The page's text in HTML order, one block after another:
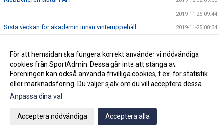
2019-11-26 09:44
Sista veckan för akademin innan vinteruppehåll 2019-11-25 08:34
Vinnarna på ungdomsavslutningens tipspromenad 2019-11-22 07:43
Köp din Bingolott av vårt P13 lag 2019-11-15 09:16
Avslutning för ungdomslagen söndagen den 3 november
2019-10-30 09:04
Vi välkomnar Mikael " Ragge" Ragvald till ÄFF
För att hemsidan ska fungera korrekt använder vi nödvändiga
cookies från SportAdmin. Dessa går inte att stänga av.
Föreningen kan också använda frivilliga cookies, t.ex. för statistik
eller marknadsföring. Du väljer själv om du vill acceptera dessa.
Anpassa dina val
Acceptera nödvändiga Acceptera alla